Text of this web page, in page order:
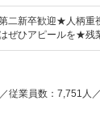
二新卒歓迎★人柄重
ぜひアピールを★残
従業員数：7,751人